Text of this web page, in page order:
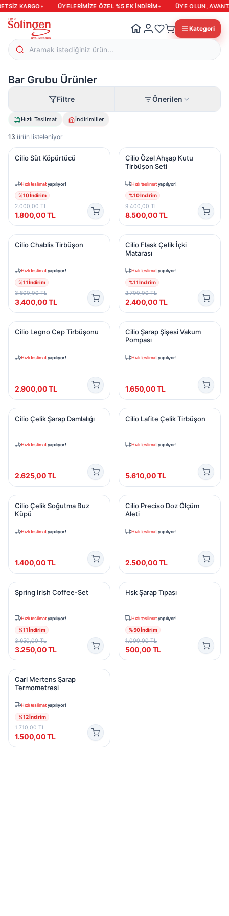
KARGO• ÜYELERIMIZE ÖZEL %5 EK INDIRIM• ÜYE OLUN,
Kategori
Kategoriler/EV & MUTFAK GEREÇLERİ/Bar Grubu Ürünler
Bar Grubu Ürünler
Filtre Önerilen
Hızlı Teslimat İndirimliler
13 ürün listeleniyor
Cilio Süt Köpürtücü
Cilio Süt Köpürtücü
Hızlı teslimatyapılıyor!
%10İndirim
2.000,00TL
1.800,00TL
Cilio Özel Ahşap Kutu
Cilio Özel Ahşap Kutu
Tirbüşon Seti
Hızlı teslimatyapılıyor!
%10İndirim
9.400,00TL
8.500,00TL
Cilio Chablis Tirbüşon
Cilio Chablis Tirbüşon
Hızlı teslimatyapılıyor!
%11İndirim
3.800,00TL
3.400,00TL
Cilio Flask Çelik İçki
Cilio Flask Çelik İçki
Matarası
Hızlı teslimatyapılıyor!
%11İndirim
2.700,00TL
2.400,00TL
Cilio Legno Cep Tirbüşonu
Cilio Legno Cep Tirbüşonu
Hızlı teslimatyapılıyor!
2.900,00TL
Cilio Şarap Şişesi Vakum
Cilio Şarap Şişesi Vakum
Pompası
Hızlı teslimatyapılıyor!
1.650,00TL
Cilio Çelik Şarap Damlalığı
Cilio Çelik Şarap Damlalığı
Hızlı teslimatyapılıyor!
2.625,00TL
Cilio Lafite Çelik Tirbüşon
Cilio Lafite Çelik Tirbüşon
Hızlı teslimatyapılıyor!
5.610,00TL
Cilio Çelik Soğutma Buz Küpü
Cilio Çelik Soğutma Buz
Küpü
Hızlı teslimatyapılıyor!
1.400,00TL
Cilio Preciso Doz Ölçüm
Cilio Preciso Doz Ölçüm
Aleti
Hızlı teslimatyapılıyor!
2.500,00TL
Spring Irish Coffee-Set
Spring Irish Coffee-Set
Hızlı teslimatyapılıyor!
%11İndirim
3.650,00TL
3.250,00TL
Hsk Şarap Tıpası
Hsk Şarap Tıpası
Hızlı teslimatyapılıyor!
%50İndirim
1.000,00TL
500,00 TL
Carl Mertens Şarap Termometresi
Carl Mertens Şarap
Termometresi
Hızlı teslimatyapılıyor!
%12İndirim
1.710,00TL
1.500,00TL